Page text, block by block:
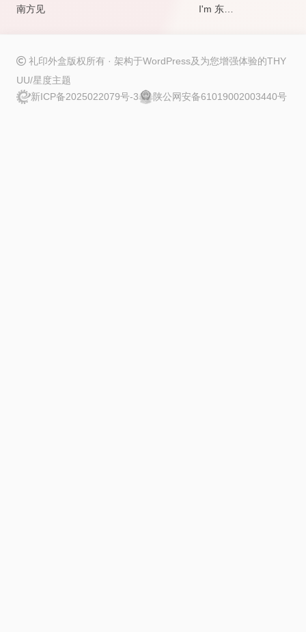
南方见 I'm 东东
礼印外盒版权所有 · 架构于WordPress及为您增强体验的THY
UU/星度主题
新ICP备2025022079号-3
陕公网安备61019002003440号